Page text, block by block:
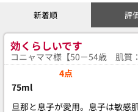
新着順 評
効くらしいです
コニャママ様【50－54歳 肌質
4点
75ml
旦那と息子が愛用。息子は敏感